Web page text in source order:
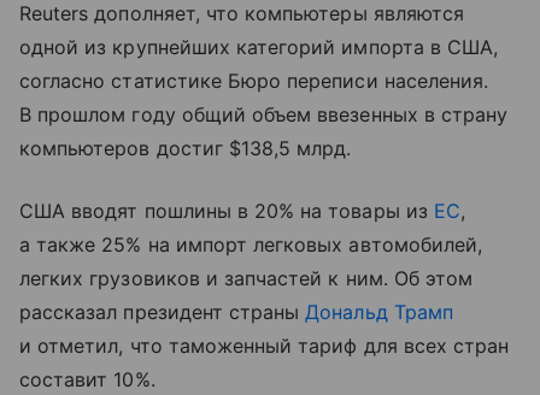
Reuters дополняет, что компьютеры являются
одной из крупнейших категорий импорта в США,
согласно статистике Бюро переписи населения.
В прошлом году общий объем ввезенных в страну
компьютеров достиг $138,5 млрд.
США вводят пошлины в 20% на товары из ЕС,
а также 25% на импорт легковых автомобилей,
легких грузовиков и запчастей к ним. Об этом
рассказал президент страныДональд Трамп
и отметил, что таможенный тариф для всех стран
составит 10%.